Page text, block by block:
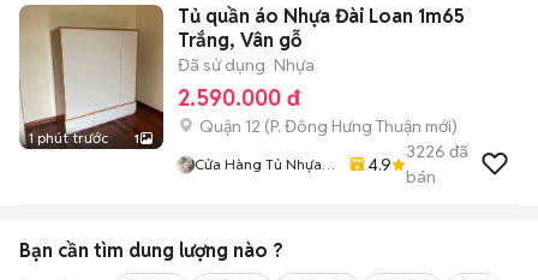
1 phút trước 1
Tủ quần áo Nhựa Đài Loan 1m65
Trắng, Vân gỗ
Đã sử dụng Nhựa
2.590.000 đ
Quận 12 (P. Đông Hưng Thuận mới)
Cửa Hàng Tủ Nhựa
4.9
3226 đã
bán
Bạn cần tìm dung lượng nào ?